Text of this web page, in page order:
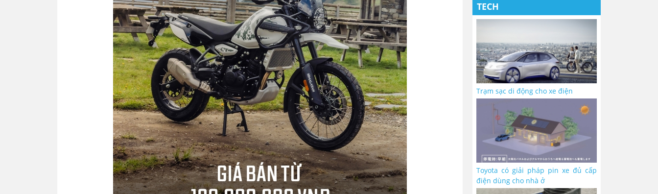
TECH
Trạm sạc di động cho xe điện
Toyota có giải pháp pin xe đủ cấp
điện dùng cho nhà ở